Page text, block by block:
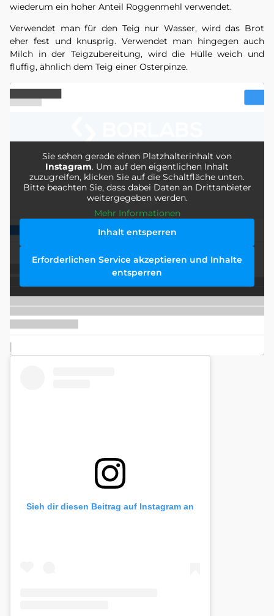
wiederum ein hoher Anteil Roggenmehl verwendet.
Verwendet man für den Teig nur Wasser, wird das Brot
eher fest und knusprig. Verwendet man hingegen auch
Milch in der Teigzubereitung, wird die Hülle weich und
fluffig, ähnlich dem Teig einer Osterpinze.
Sie sehen gerade einen Platzhalterinhalt von
Instagram. Um auf den eigentlichen Inhalt
zuzugreifen, klicken Sie auf die Schaltfläche unten.
Bitte beachten Sie, dass dabei Daten an Drittanbieter
weitergegeben werden.
Mehr Informationen
Inhalt entsperren
Erforderlichen Service akzeptieren und Inhalte
entsperren
Sieh dir diesen Beitrag auf Instagram an